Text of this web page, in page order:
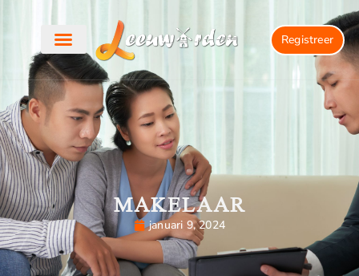
Registreer
MAKELAAR
januari 9, 2024